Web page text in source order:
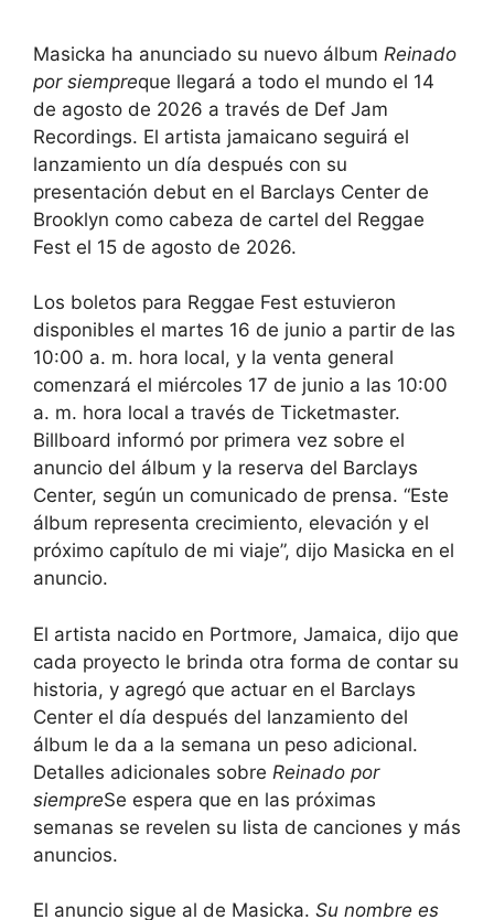
Masicka ha anunciado su nuevo álbum Reinado
por siempreque llegará a todo el mundo el 14
de agosto de 2026 a través de Def Jam
Recordings. El artista jamaicano seguirá el
lanzamiento un día después con su
presentación debut en el Barclays Center de
Brooklyn como cabeza de cartel del Reggae
Fest el 15 de agosto de 2026.
Los boletos para Reggae Fest estuvieron
disponibles el martes 16 de junio a partir de las
10:00 a. m. hora local, y la venta general
comenzará el miércoles 17 de junio a las 10:00
a. m. hora local a través de Ticketmaster.
Billboard informó por primera vez sobre el
anuncio del álbum y la reserva del Barclays
Center, según un comunicado de prensa. “Este
álbum representa crecimiento, elevación y el
próximo capítulo de mi viaje”, dijo Masicka en el
anuncio.
El artista nacido en Portmore, Jamaica, dijo que
cada proyecto le brinda otra forma de contar su
historia, y agregó que actuar en el Barclays
Center el día después del lanzamiento del
álbum le da a la semana un peso adicional.
Detalles adicionales sobre Reinado por
siempreSe espera que en las próximas
semanas se revelen su lista de canciones y más
anuncios.
El anuncio sigue al de Masicka. Su nombre es